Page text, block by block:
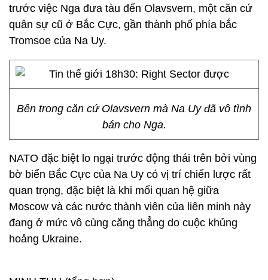
trước việc Nga đưa tàu đến Olavsvern, một căn cứ
quân sự cũ ở Bắc Cực, gần thành phố phía bắc
Tromsoe của Na Uy.
Bên trong căn cứ Olavsvern mà Na Uy đã vô tình
bán cho Nga.
NATO đặc biệt lo ngại trước động thái trên bởi vùng
bờ biển Bắc Cực của Na Uy có vị trí chiến lược rất
quan trọng, đặc biệt là khi mối quan hệ giữa
Moscow và các nước thành viên của liên minh này
đang ở mức vô cùng căng thẳng do cuộc khủng
hoảng Ukraine.